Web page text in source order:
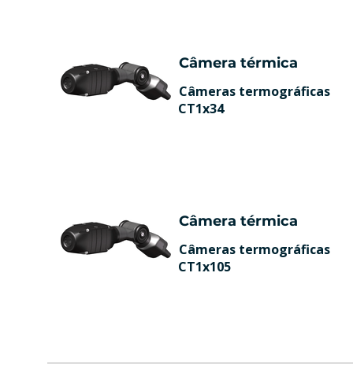
Câmera térmica
Câmeras termográficas
CT1x34
Câmera térmica
Câmeras termográficas
CT1x105